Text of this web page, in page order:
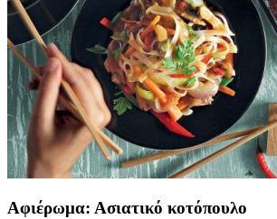
Αφιέρωμα: Ασιατικό κοτόπουλο